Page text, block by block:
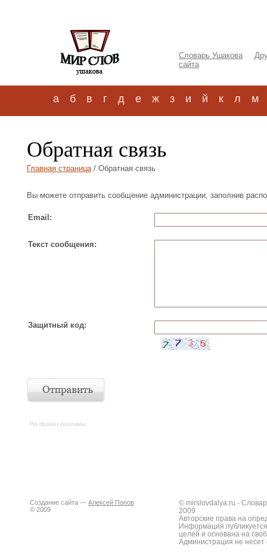
Словарь Ушакова
сайта
а б в г д е ж з и й к л м
Обратная связь
Главная страница/ Обратная связь
Вы можете отправить сообщение администрации, заполнив
Email:
Текст сообщения:
Защитный код:
На правах рекламы:
Создание сайта — Алексей Попов
© 2009
© mirslovdalya.ru -
2009
Авторские права на
Информация
целей и основана на
Администрация не несет